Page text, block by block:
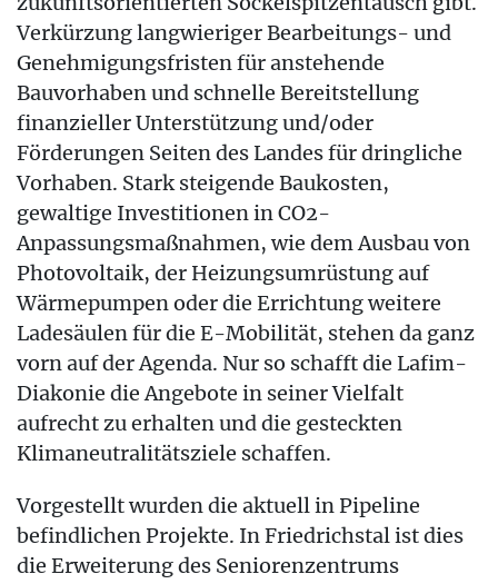
Verkürzung langwieriger Bearbeitungs- und
Genehmigungsfristen für anstehende
Bauvorhaben und schnelle Bereitstellung
finanzieller Unterstützung und/oder
Förderungen Seiten des Landes für dringliche
Vorhaben. Stark steigende Baukosten,
gewaltige Investitionen in CO2-
Anpassungsmaßnahmen, wie dem Ausbau von
Photovoltaik, der Heizungsumrüstung auf
Wärmepumpen oder die Errichtung weitere
Ladesäulen für die E-Mobilität, stehen da ganz
vorn auf der Agenda. Nur so schafft die Lafim-
Diakonie die Angebote in seiner Vielfalt
aufrecht zu erhalten und die gesteckten
Klimaneutralitätsziele schaffen.
Vorgestellt wurden die aktuell in Pipeline
befindlichen Projekte. In Friedrichstal ist dies
die Erweiterung des Seniorenzentrums